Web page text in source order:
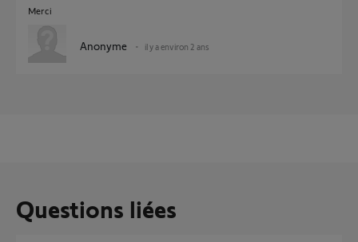
Merci
Anonyme il y a environ 2 ans
Questions liées